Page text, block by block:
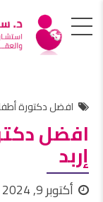
افضل دكتورة
افضل
إربد
أكتوبر 9, 2024